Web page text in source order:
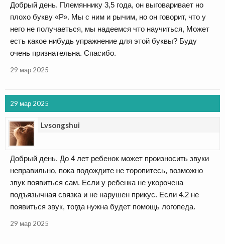
Добрый день. Племяннику 3,5 года, он выговаривает но
плохо букву «Р». Мы с ним и рычим, но он говорит, что у
него не получаеться, мы надеемся что научиться, Может
есть какое нибудь упражнение для этой буквы? Буду
очень признательна. Спасибо.
29 мар 2025
29 мар 2025
Lvsongshui
Добрый день. До 4 лет ребенок может произносить звуки
неправильно, пока подождите не торопитесь, возможно
звук появиться сам. Если у ребенка не укорочена
подъязычная связка и не нарушен прикус. Если 4,2 не
появиться звук, тогда нужна будет помощь логопеда.
29 мар 2025